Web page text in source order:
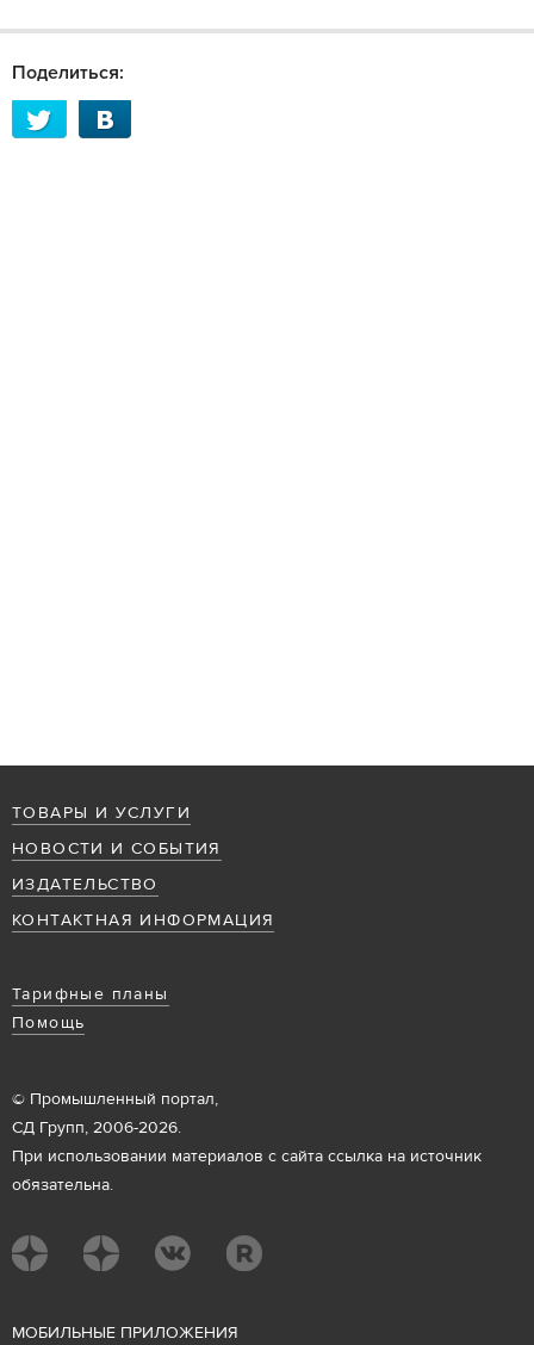
Поделиться:
ТОВАРЫ И УСЛУГИ
НОВОСТИ И СОБЫТИЯ
ИЗДАТЕЛЬСТВО
КОНТАКТНАЯ ИНФОРМАЦИЯ
Тарифные планы
Помощь
© Промышленный портал,
СД Групп, 2006-2026.
При использовании материалов с сайта ссылка на источник
обязательна.
МОБИЛЬНЫЕ ПРИЛОЖЕНИЯ